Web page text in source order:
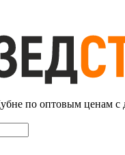
по оптовым ценам с